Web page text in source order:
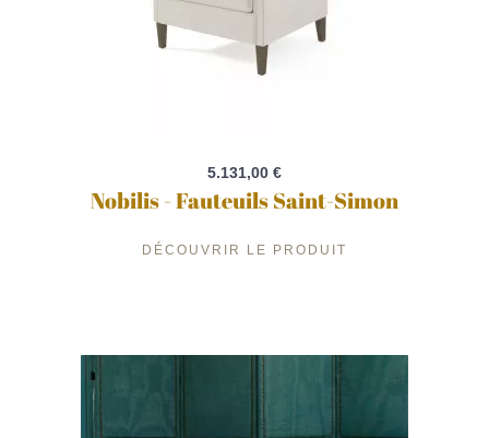
5.131,00 €
Nobilis - Fauteuils Saint-Simon
DÉCOUVRIR LE PRODUIT